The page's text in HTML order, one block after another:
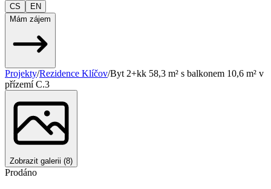
CS
EN
Mám zájem
Projekty/Rezidence Klíčov/Byt 2+kk 58,3 m² s balkonem 10,6 m² v
přízemí C.3
Zobrazit galerii (8)
Prodáno